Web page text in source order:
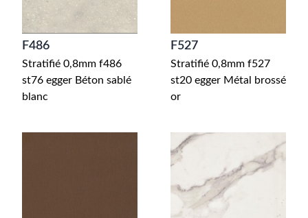
F486
Stratifié 0,8mm f486
st76 egger Béton sablé
blanc
F527
Stratifié 0,8mm f527
st20 egger Métal brossé
or